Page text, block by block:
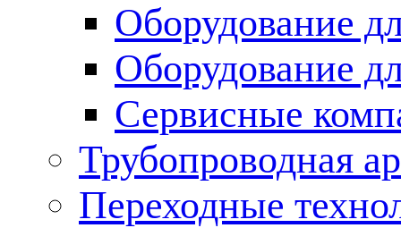
Оборудование
Оборудование
Сервисные
Трубопроводная
Переходные